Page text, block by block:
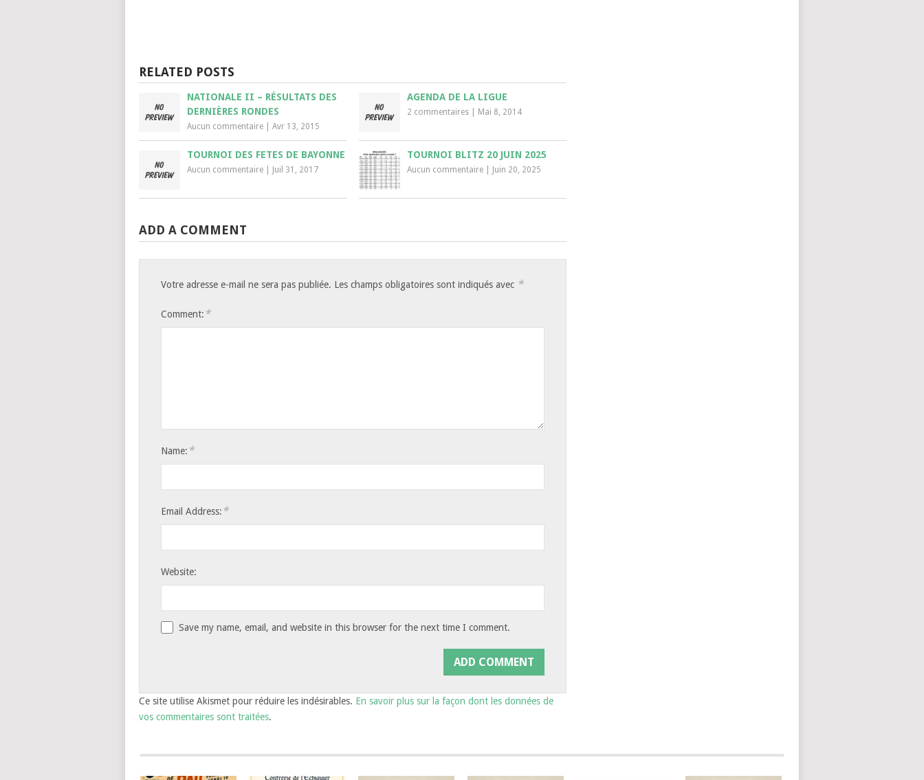
RELATED POSTS
NATIONALE II – RÉSULTATS DES
DERNIÈRES RONDES
Aucun commentaire Avr 13, 2015
AGENDA DE LA LIGUE
2 commentaires Mai 8, 2014
TOURNOI DES FETES DE BAYONNE
Aucun commentaire Juil 31, 2017
TOURNOI BLITZ 20 JUIN 2025
Aucun commentaire Juin 20, 2025
ADD A COMMENT
Votre adresse e-mail ne sera pas publiée. Les champs obligatoires sont indiqués avec *
Comment: *
Name: *
Email Address: *
Website:
Save my name, email, and website in this browser for the next time I comment.
Ce site utilise Akismet pour réduire les indésirables. En savoir plus sur la façon dont les données de
vos commentaires sont traitées.